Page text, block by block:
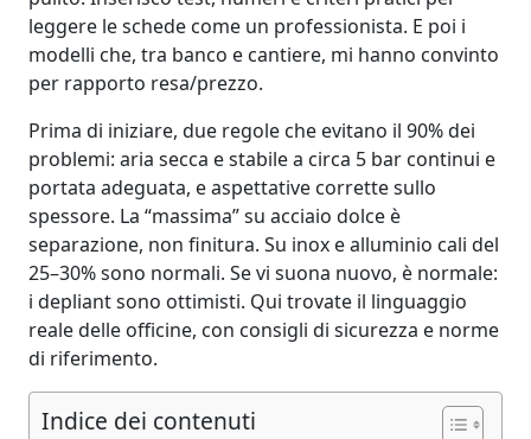
leggere le schede come un professionista. E poi i
modelli che, tra banco e cantiere, mi hanno convinto
per rapporto resa/prezzo.
Prima di iniziare, due regole che evitano il 90% dei
problemi: aria secca e stabile a circa 5 bar continui e
portata adeguata, e aspettative corrette sullo
spessore. La “massima” su acciaio dolce è
separazione, non finitura. Su inox e alluminio cali del
25–30% sono normali. Se vi suona nuovo, è normale:
i depliant sono ottimisti. Qui trovate il linguaggio
reale delle officine, con consigli di sicurezza e norme
di riferimento.
Indice dei contenuti